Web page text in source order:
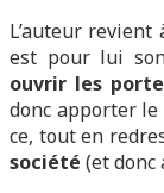
L’auteur
est pour lui
ouvrir les
donc apporter le
ce, tout en
société (et